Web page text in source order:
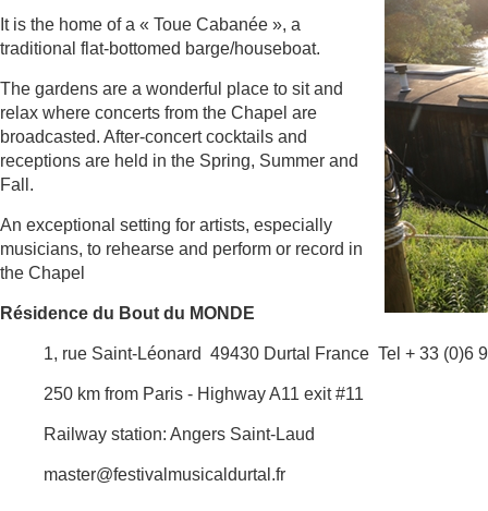
It is the home of a « Toue Cabanée », a
traditional flat-bottomed barge/houseboat.
The gardens are a wonderful place to sit and
relax where concerts from the Chapel are
broadcasted. After-concert cocktails and
receptions are held in the Spring, Summer and
Fall.
An exceptional setting for artists, especially
musicians, to rehearse and perform or record in
the Chapel
Résidence du Bout du MONDE
1, rue Saint-Léonard 49430 Durtal France Tel + 33 (0)6
250 km from Paris - Highway A11 exit #11
Railway station: Angers Saint-Laud
master@festivalmusicaldurtal.fr